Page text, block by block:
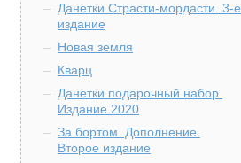
Данетки Страсти-мордасти. 3-е
издание
Новая земля
Кварц
Данетки подарочный набор.
Издание 2020
За бортом. Дополнение.
Второе издание